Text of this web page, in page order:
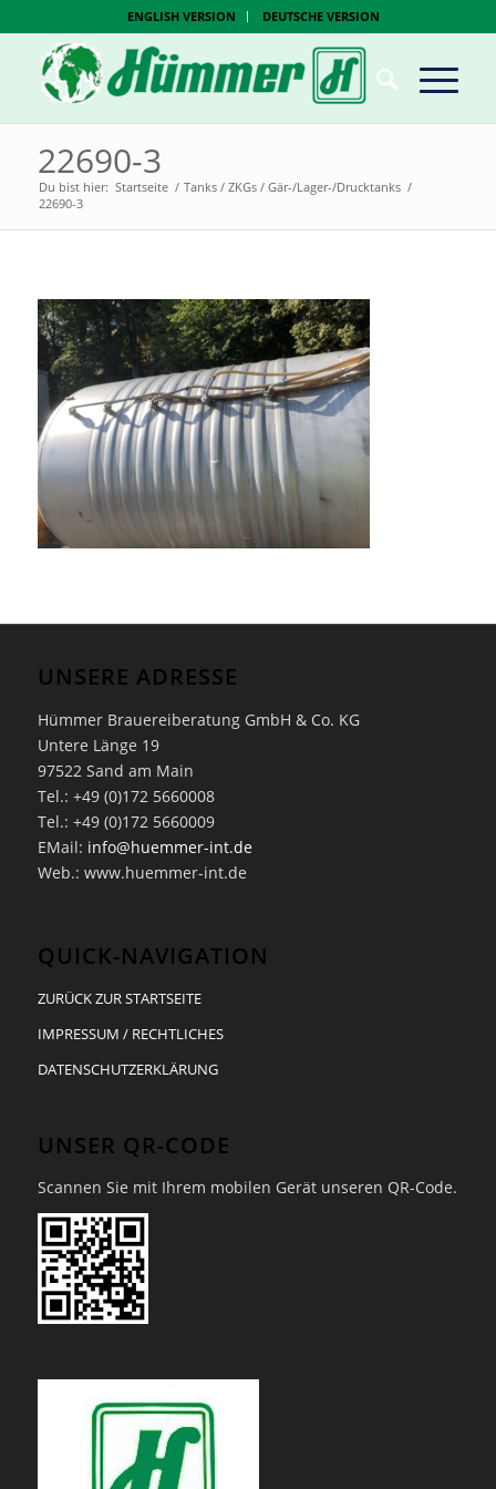
ENGLISH VERSION DEUTSCHE VERSION
22690-3
Du bist hier: Startseite / Tanks / ZKGs / Gär-/Lager-/Drucktanks /
22690-3
UNSERE ADRESSE
Hümmer Brauereiberatung GmbH & Co. KG
Untere Länge 19
97522 Sand am Main
Tel.: +49 (0)172 5660008
Tel.: +49 (0)172 5660009
EMail: info@huemmer-int.de
Web.: www.huemmer-int.de
QUICK-NAVIGATION
ZURÜCK ZUR STARTSEITE
IMPRESSUM / RECHTLICHES
DATENSCHUTZERKLÄRUNG
UNSER QR-CODE
Scannen Sie mit Ihrem mobilen Gerät unseren QR-Code.